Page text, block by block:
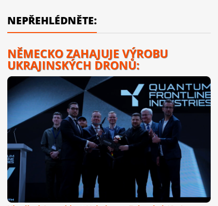
NEPŘEHLÉDNĚTE:
NĚMECKO ZAHAJUJE VÝROBU
UKRAJINSKÝCH DRONŮ: